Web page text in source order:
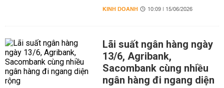
KINH DOANH 10:09 | 15/06/2026
Lãi suất ngân hàng ngày
13/6, Agribank,
Sacombank cùng nhiều
ngân hàng đi ngang diện